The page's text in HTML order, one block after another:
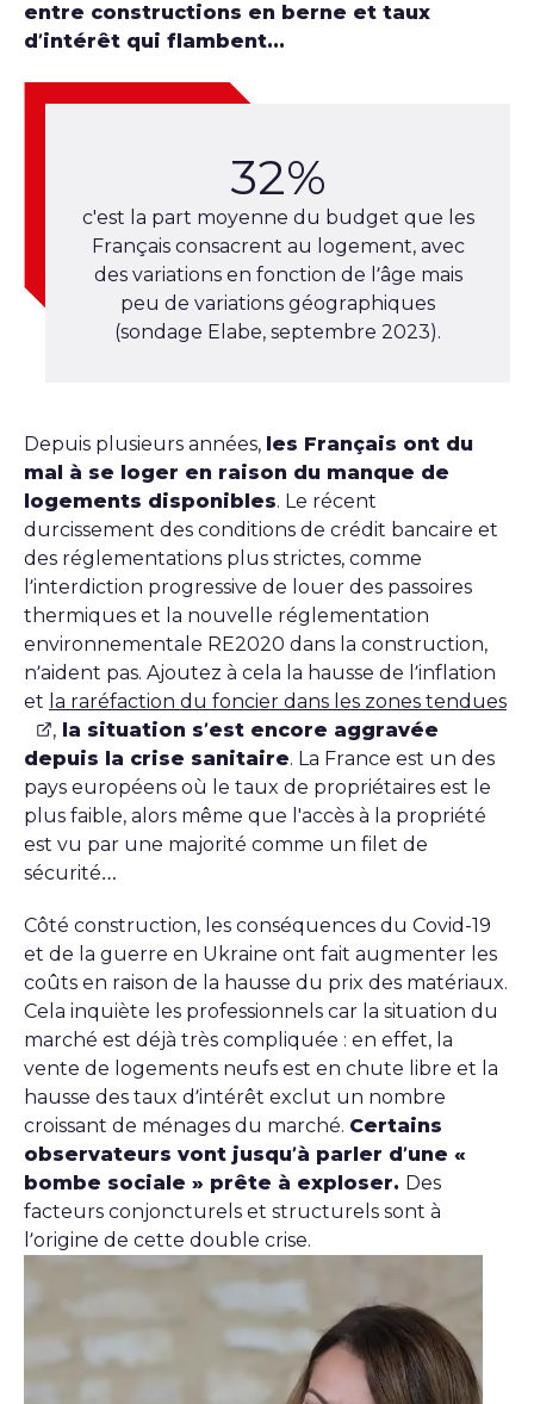
entre constructions en berne et taux
d’intérêt qui flambent...
32%
c'est la part moyenne du budget que les
Français consacrent au logement, avec
des variations en fonction de l’âge mais
peu de variations géographiques
(sondage Elabe, septembre 2023).
Depuis plusieurs années, les Français ont du
mal à se loger en raison du manque de
logements disponibles. Le récent
durcissement des conditions de crédit bancaire et
des réglementations plus strictes, comme
l’interdiction progressive de louer des passoires
thermiques et la nouvelle réglementation
environnementale RE2020 dans la construction,
n’aident pas. Ajoutez à cela la hausse de l’inflation
et la raréfaction du foncier dans les zones tendues
, la situation s’est encore aggravée
depuis la crise sanitaire. La France est un des
pays européens où le taux de propriétaires est le
plus faible, alors même que l'accès à la propriété
est vu par une majorité comme un filet de
sécurité…
Côté construction, les conséquences du Covid-19
et de la guerre en Ukraine ont fait augmenter les
coûts en raison de la hausse du prix des matériaux.
Cela inquiète les professionnels car la situation du
marché est déjà très compliquée : en effet, la
vente de logements neufs est en chute libre et la
hausse des taux d’intérêt exclut un nombre
croissant de ménages du marché. Certains
observateurs vont jusqu’à parler d’une «
bombe sociale » prête à exploser. Des
facteurs conjoncturels et structurels sont à
l’origine de cette double crise.